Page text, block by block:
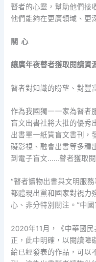
瞽者的心靈，幫助他們接
他們能夠在更廣領域、更
關 心
讓廣年夜瞽者獲取閱讀資
瞽者對知識的盼望、對豐
作為我國獨一一家為瞽者
盲文出書社將大批的優秀
出書單一紙質盲文書刊，
礙影視、融會出書等多種
到電子盲文……瞽者獲取
“瞽者讀物出書與文明服
都體現出黨和國家對視力
心、非分特別關注。”中
2020年11月，《中華國
正，此中明確，以閱讀障
給已經發表的作品，可以